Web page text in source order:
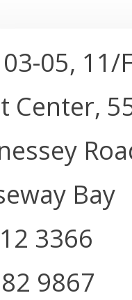
05, 11/
Center,
Bay
3366
9867